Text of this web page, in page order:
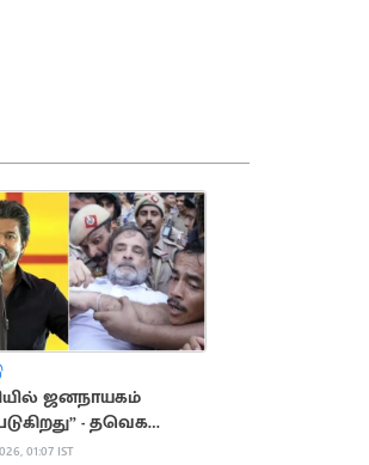
ஜனநாயகம்
- தவெக
01:07 IST